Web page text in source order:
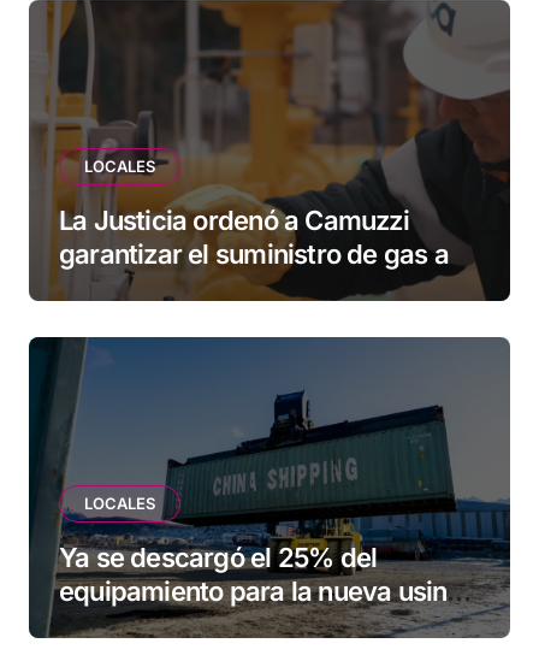
esperando”
LOCALES
La Justicia ordenó a Camuzzi
garantizar el suministro de gas a
una familia de Tolhuin
LOCALES
Ya se descargó el 25% del
equipamiento para la nueva usina
de Ushuaia